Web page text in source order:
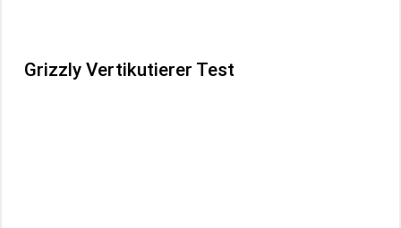
Grizzly Vertikutierer Test